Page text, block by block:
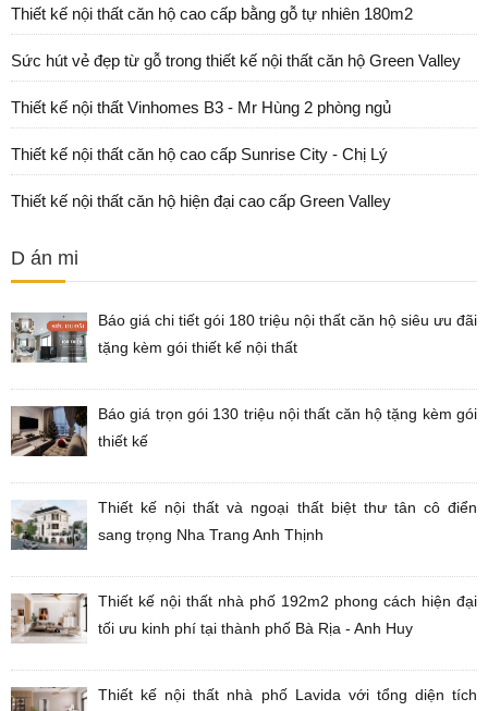
Thiết kế nội thất căn hộ cao cấp bằng gỗ tự nhiên 180m2
Sức hút vẻ đẹp từ gỗ trong thiết kế nội thất căn hộ Green Valley
Thiết kế nội thất Vinhomes B3 - Mr Hùng 2 phòng ngủ
Thiết kế nội thất căn hộ cao cấp Sunrise City - Chị Lý
Thiết kế nội thất căn hộ hiện đại cao cấp Green Valley
D án mi
Báo giá chi tiết gói 180 triệu nội thất căn hộ siêu ưu đãi
tặng kèm gói thiết kế nội thất
Báo giá trọn gói 130 triệu nội thất căn hộ tặng kèm gói
thiết kế
Thiết kế nội thất và ngoại thất biệt thư tân cô điển
sang trọng Nha Trang Anh Thịnh
Thiết kế nội thất nhà phố 192m2 phong cách hiện đại
tối ưu kinh phí tại thành phố Bà Rịa - Anh Huy
Thiết kế nội thất nhà phố Lavida với tổng diện tích